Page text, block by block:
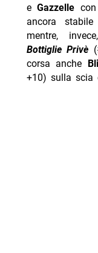
eGazzelle
ancora stabile
mentre,
BottigliePrivè
corsa anche
+10) sulla scia